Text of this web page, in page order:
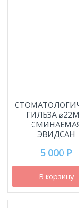
ГИЛЬЗА
ЭВИДСАН
5 000 Р
В корзину